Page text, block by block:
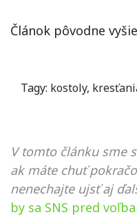
Článok pôvodne
Tagy: kostoly,
V tomto článku sme
ak máte chuť
nenechajte ujsť aj
by sa SNS pred